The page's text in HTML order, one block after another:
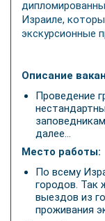
Израиле,
экскурсионные
Описание
Проведение
далее…
Место работы:
По всему
городов. Так
выездов из
проживания